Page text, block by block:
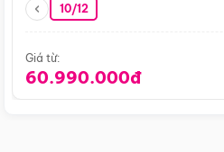
10/12
Giá từ:
60.990.000đ